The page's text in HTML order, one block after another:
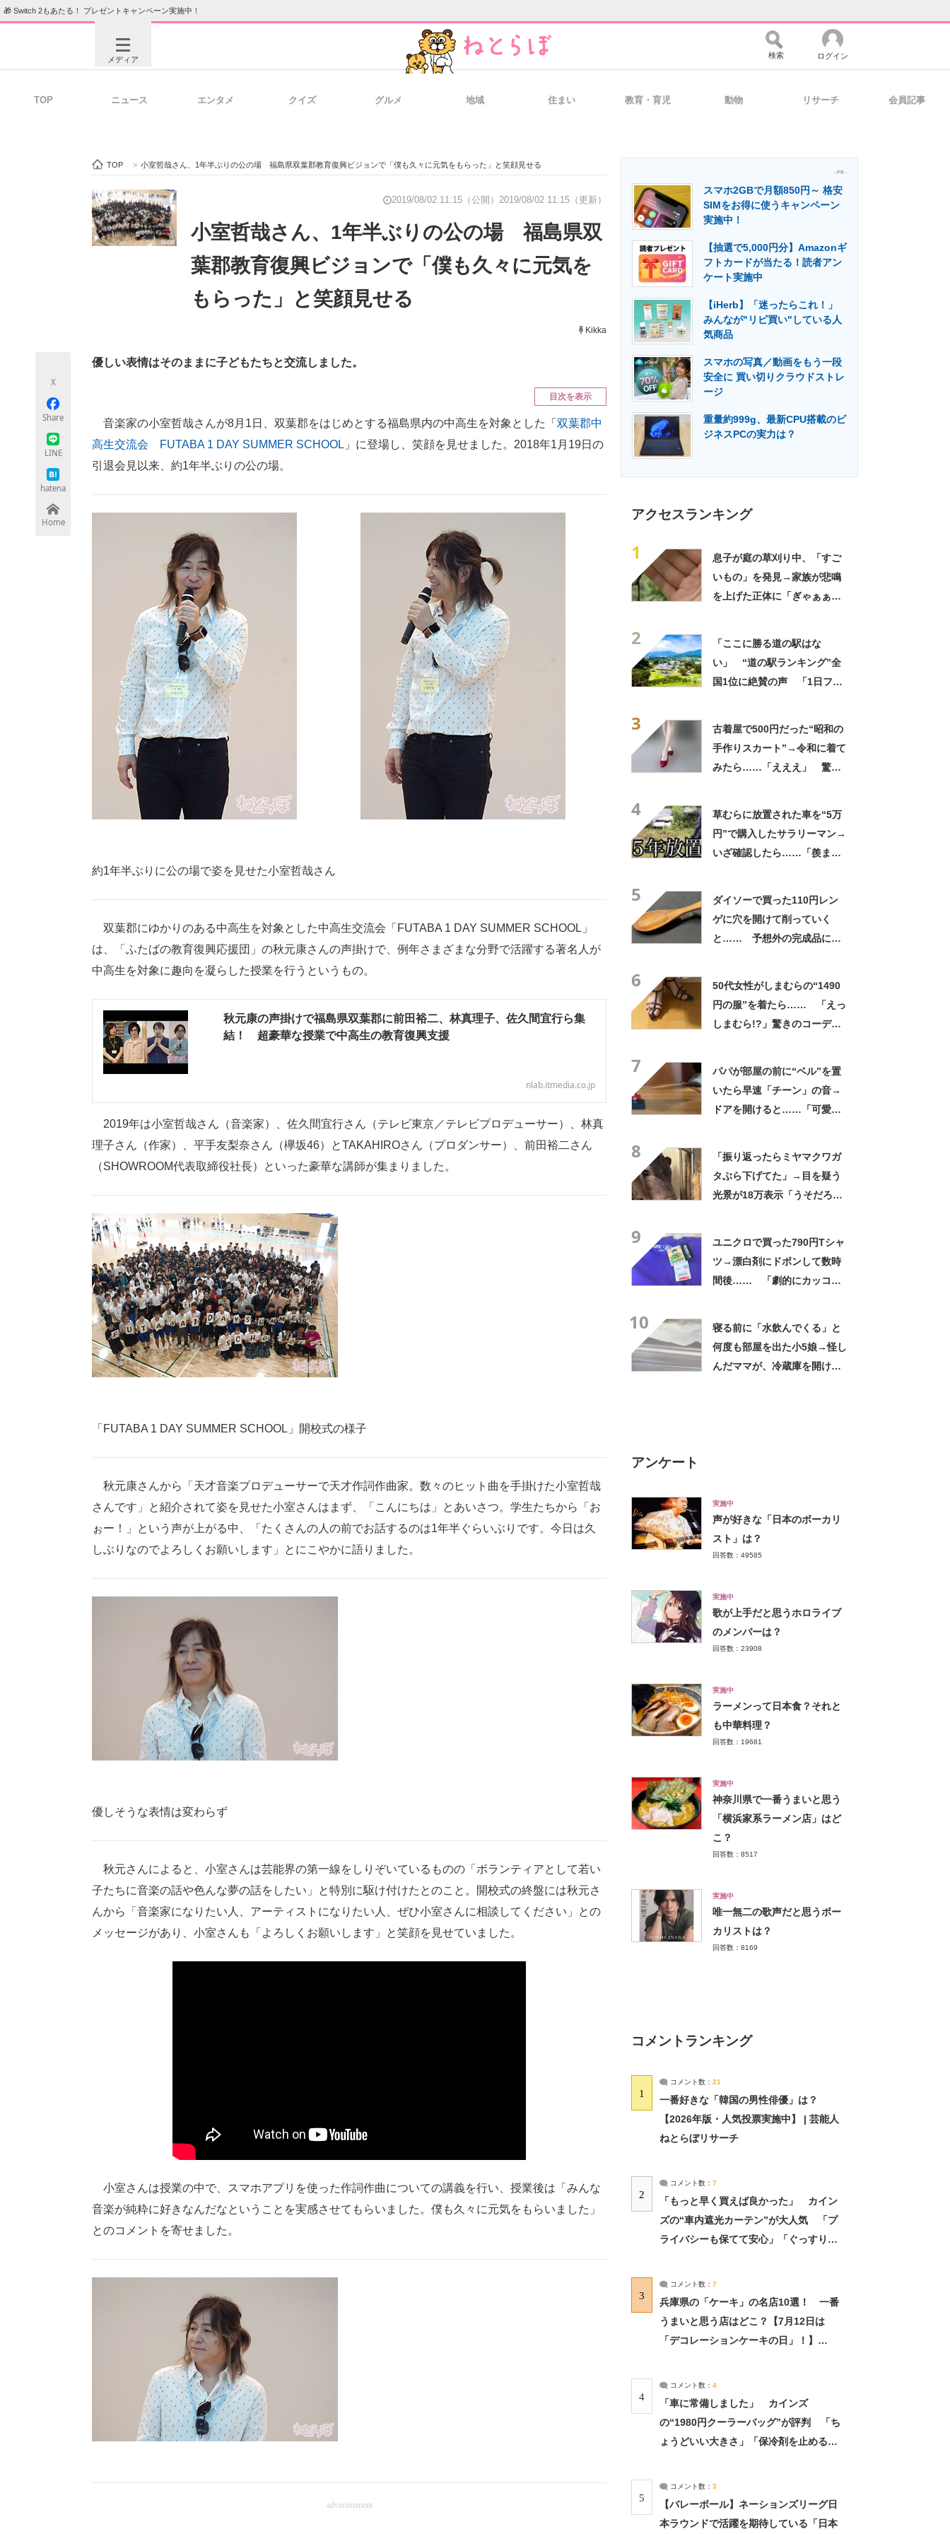
🎁 Switch 2もあたる！ プレゼントキャンペーン実施中！
メディア
ビジネスと働き方のヒント 経営リーダーのコミュニティ マーケ×ITの今がよく分かる
ITエンジニア向け専門サイト 企業向けIT製品の総合サイト IT製品の技術・比較・事例 製造業のIT導入・活用を支援
エネルギーの専門メディア 建設×テクノロジーの最前線
検索 ログイン
TOP ニュース エンタメ クイズ グルメ 地域 住まい 教育・育児 動物 リサーチ 会員記事
TOP > 小室哲哉さん、1年半ぶりの公の場 福島県双葉郡教育復興ビジョンで「僕も久々に元気をもらった」と笑顔見せる
2019/08/02 11:15（公開） 2019/08/02 11:15（更新）
小室哲哉さん、1年半ぶりの公の場 福島県双
葉郡教育復興ビジョンで「僕も久々に元気を
もらった」と笑顔見せる
Kikka
X
Share
LINE
hatena
Home
優しい表情はそのままに子どもたちと交流しました。
目次を表示
音楽家の小室哲哉さんが8月1日、双葉郡をはじめとする福島県内の中高生を対象とした「 双葉郡中
高生交流会 FUTABA 1 DAY SUMMER SCHOOL 」に登場し、笑顔を見せました。2018年1月19日の
引退会見以来、約1年半ぶりの公の場。
約1年半ぶりに公の場で姿を見せた小室哲哉さん
双葉郡にゆかりのある中高生を対象とした中高生交流会「FUTABA 1 DAY SUMMER SCHOOL」
は、「ふたばの教育復興応援団」の秋元康さんの声掛けで、例年さまざまな分野で活躍する著名人が
中高生を対象に趣向を凝らした授業を行うというもの。
秋元康の声掛けで福島県双葉郡に前田裕二、林真理子、佐久間宜行ら集
結！ 超豪華な授業で中高生の教育復興支援
nlab.itmedia.co.jp
2019年は小室哲哉さん（音楽家）、佐久間宜行さん（テレビ東京／テレビプロデューサー）、林真
理子さん（作家）、平手友梨奈さん（欅坂46）とTAKAHIROさん（プロダンサー）、前田裕二さん
（SHOWROOM代表取締役社長）といった豪華な講師が集まりました。
「FUTABA 1 DAY SUMMER SCHOOL」開校式の様子
秋元康さんから「天才音楽プロデューサーで天才作詞作曲家。数々のヒット曲を手掛けた小室哲哉
さんです」と紹介されて姿を見せた小室さんはまず、「こんにちは」とあいさつ。学生たちから「お
ぉー！」という声が上がる中、「たくさんの人の前でお話するのは1年半ぐらいぶりです。今日は久
しぶりなのでよろしくお願いします」とにこやかに語りました。
優しそうな表情は変わらず
秋元さんによると、小室さんは芸能界の第一線をしりぞいているものの「ボランティアとして若い
子たちに音楽の話や色んな夢の話をしたい」と特別に駆け付けたとのこと。開校式の終盤には秋元さ
んから「音楽家になりたい人、アーティストになりたい人、ぜひ小室さんに相談してください」との
メッセージがあり、小室さんも「よろしくお願いします」と笑顔を見せていました。
小室さんは授業の中で、スマホアプリを使った作詞作曲についての講義を行い、授業後は「みんな
音楽が純粋に好きなんだなということを実感させてもらいました。僕も久々に元気をもらいました」
とのコメントを寄せました。
advertisement
- PR -
スマホ2GBで月額850円～ 格安
SIMをお得に使うキャンペーン
実施中！
【抽選で5,000円分】Amazonギ
フトカードが当たる！読者アン
ケート実施中
【iHerb】「迷ったらこれ！」
みんなが"リピ買い"している人
気商品
スマホの写真／動画をもう一段
安全に 買い切りクラウドストレ
ージ
重量約999g、最新CPU搭載のビ
ジネスPCの実力は？
アクセスランキング
1
息子が庭の草刈り中、「すご
いもの」を発見→家族が悲鳴
を上げた正体に「ぎゃぁぁぁ
2
「ここに勝る道の駅はな
い」 “道の駅ランキング”全
国1位に絶賛の声 「1日フル
3
古着屋で500円だった“昭和の
手作りスカート”→令和に着て
みたら……「えええ」 驚き
4
草むらに放置された車を“5万
円”で購入したサラリーマン→
いざ確認したら……「羨まし
5
ダイソーで買った110円レン
ゲに穴を開けて削っていく
と…… 予想外の完成品に
6
50代女性がしまむらの“1490
円の服”を着たら…… 「えっ
しまむら!?」驚きのコーデに
7
パパが部屋の前に“ベル”を置
いたら早速「チーン」の音→
ドアを開けると……「可愛す
8
「振り返ったらミヤマクワガ
タぶら下げてた」→目を疑う
光景が18万表示「うそだろ
9
ユニクロで買った790円Tシャ
ツ→漂白剤にドボンして数時
間後…… 「劇的にカッコよ
10
寝る前に「水飲んでくる」と
何度も部屋を出た小5娘→怪し
んだママが、冷蔵庫を開ける
アンケート
実施中
声が好きな「日本のボーカリ
スト」は？
回答数：49585
実施中
歌が上手だと思うホロライブ
のメンバーは？
回答数：23908
実施中
ラーメンって日本食？それと
も中華料理？
回答数：19681
実施中
神奈川県で一番うまいと思う
「横浜家系ラーメン店」はど
こ？
回答数：8517
実施中
唯一無二の歌声だと思うボー
カリストは？
回答数：8169
コメントランキング
1
コメント数： 21
一番好きな「韓国の男性俳優」は？
【2026年版・人気投票実施中】 | 芸能人
ねとらぼリサーチ
2
コメント数： 7
「もっと早く買えば良かった」 カイン
ズの“車内遮光カーテン”が大人気 「プ
ライバシーも保てて安心」「ぐっすり眠
3
コメント数： 7
兵庫県の「ケーキ」の名店10選！ 一番
うまいと思う店はどこ？【7月12日は
「デコレーションケーキの日」！】
4
コメント数： 4
「車に常備しました」 カインズ
の“1980円クーラーバッグ”が評判 「ち
ょうどいい大きさ」「保冷剤を止めるベ
5
コメント数： 3
【バレーボール】ネーションズリーグ日
本ラウンドで活躍を期待している「日本